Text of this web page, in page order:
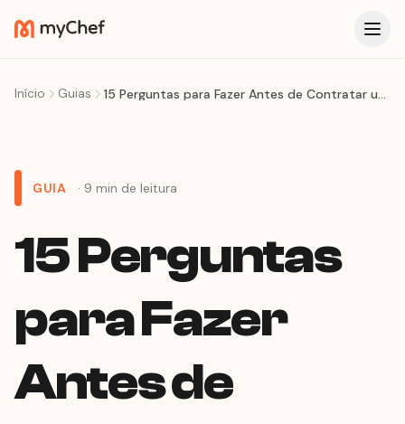
Início Guias 15 Perguntas para Fazer Antes de Contratar um Personal Chef
GUIA · 9 min de leitura
15 Perguntas
para Fazer
Antes de